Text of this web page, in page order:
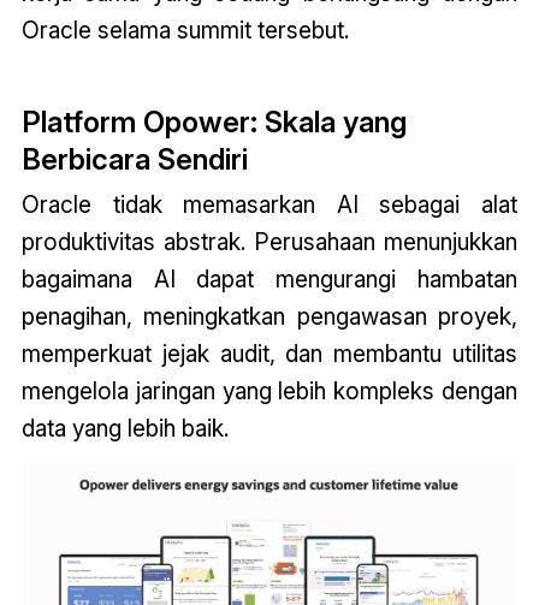
Oracle selama summit tersebut.
Platform Opower: Skala yang
Berbicara Sendiri
Oracle tidak memasarkan AI sebagai alat
produktivitas abstrak. Perusahaan menunjukkan
bagaimana AI dapat mengurangi hambatan
penagihan, meningkatkan pengawasan proyek,
memperkuat jejak audit, dan membantu utilitas
mengelola jaringan yang lebih kompleks dengan
data yang lebih baik.